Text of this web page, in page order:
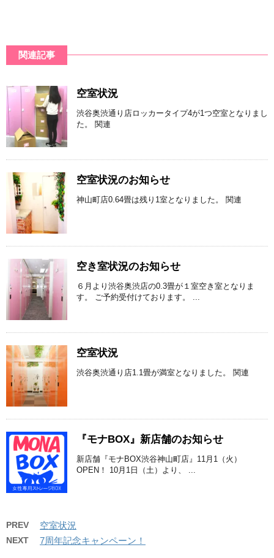
関連記事
空室状況
渋谷奥渋通り店ロッカータイプ4が1つ空室となりまし
た。 関連
空室状況のお知らせ
神山町店0.64畳は残り1室となりました。 関連
空き室状況のお知らせ
６月より渋谷奥渋店の0.3畳が１室空き室となりま
す。 ご予約受付けております。 ...
空室状況
渋谷奥渋通り店1.1畳が満室となりました。 関連
『モナBOX』新店舗のお知らせ
新店舗『モナBOX渋谷神山町店』11月1（火）
OPEN！ 10月1日（土）より、 ...
PREV 空室状況
NEXT 7周年記念キャンペーン！